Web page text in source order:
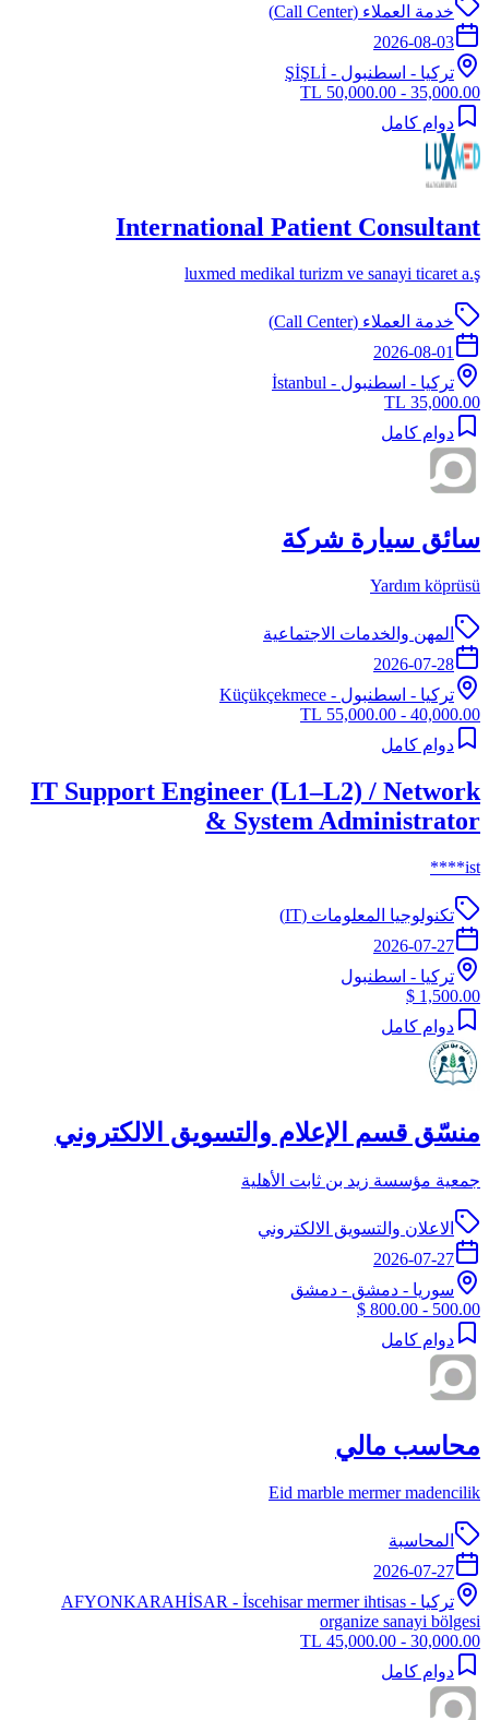
خدمة العملاء (Call Center)
2026-08-03
تركيا - اسطنبول - ŞİŞLİ
35,000.00 - 50,000.00 TL
دوام كامل
International Patient Consultant
luxmed medikal turizm ve sanayi ticaret a.ş
خدمة العملاء (Call Center)
2026-08-01
تركيا - اسطنبول - İstanbul
35,000.00 TL
دوام كامل
سائق سيارة شركة
Yardım köprüsü
المهن والخدمات الاجتماعية
2026-07-28
تركيا - اسطنبول - Küçükçekmece
40,000.00 - 55,000.00 TL
دوام كامل
IT Support Engineer (L1–L2) / Network
& System Administrator
ist****
تكنولوجيا المعلومات (IT)
2026-07-27
تركيا - اسطنبول
1,500.00 $
دوام كامل
منسّق قسم الإعلام والتسويق الالكتروني
جمعية مؤسسة زيد بن ثابت الأهلية
الاعلان والتسويق الالكتروني
2026-07-27
سوريا - دمشق - دمشق
500.00 - 800.00 $
دوام كامل
محاسب مالي
Eid marble mermer madencilik
المحاسبة
2026-07-27
تركيا -
AFYONKARAHİSAR - İscehisar mermer ihtisas
organize sanayi bölgesi
30,000.00 - 45,000.00 TL
دوام كامل